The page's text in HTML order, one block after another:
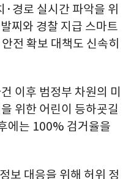
경로 실시간 파악을 위
찌와 경찰 지급 스마트
전 확보 대책도 신속히
이후 범정부 차원의 미
위한 어린이 등하굣길
에는 100% 검거율을
보 대응을 위해 허위 정